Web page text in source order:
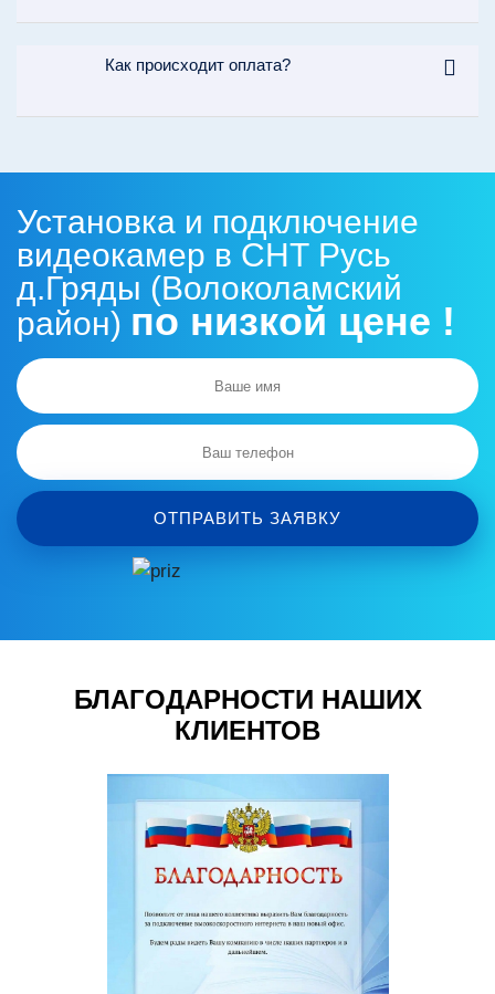
Как происходит оплата?
Установка и подключение
видеокамер в СНТ Русь
д.Гряды (Волоколамский
район) по низкой цене !
ОТПРАВИТЬ ЗАЯВКУ
БЛАГОДАРНОСТИ НАШИХ
КЛИЕНТОВ